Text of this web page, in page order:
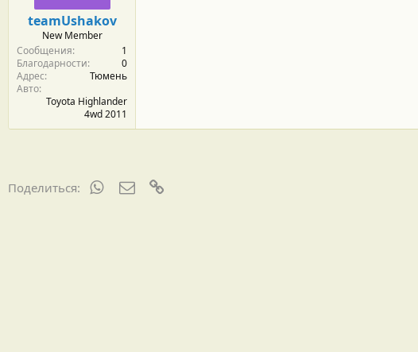
а
л
а
teamUshakov
New Member
Сообщения
1
Благодарности
0
Адрес
Тюмень
Авто
Toyota Highlander
4wd 2011
Поделиться: WhatsAppЭлектронная почта